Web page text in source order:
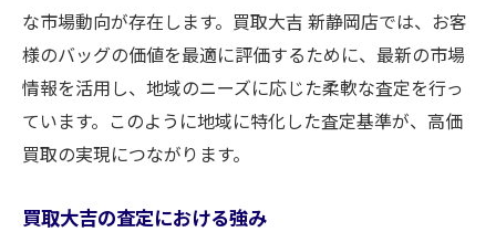
な市場動向が存在します。買取大吉 新静岡店では、お客
様のバッグの価値を最適に評価するために、最新の市場
情報を活用し、地域のニーズに応じた柔軟な査定を行っ
ています。このように地域に特化した査定基準が、高価
買取の実現につながります。
買取大吉の査定における強み